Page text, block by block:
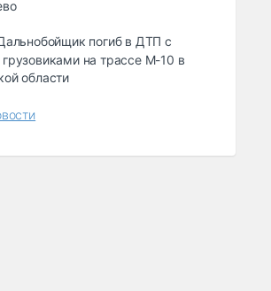
погиб в ДТП с
на трассе М-10 в
области